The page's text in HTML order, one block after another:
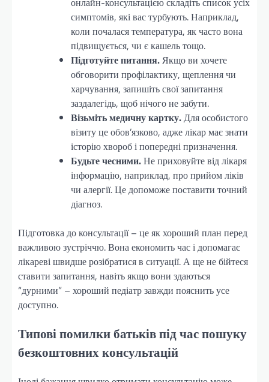
симптомів, які вас турбують. Наприклад,
коли почалася температура, як часто вона
підвищується, чи є кашель тощо.
Підготуйте питання.Якщо ви хочете
обговорити профілактику, щеплення чи
харчування, запишіть свої запитання
заздалегідь, щоб нічого не забути.
Візьміть медичну картку.Для особистого
візиту це обов’язково, адже лікар має знати
історію хвороб і попередні призначення.
Будьте чесними.Не приховуйте від лікаря
інформацію, наприклад, про прийом ліків
чи алергії. Це допоможе поставити точний
діагноз.
Підготовка до консультації – це як хороший план перед
важливою зустріччю. Вона економить час і допомагає
лікареві швидше розібратися в ситуації. А ще не бійтеся
ставити запитання, навіть якщо вони здаються
“дурними” – хороший педіатр завжди пояснить усе
доступно.
Типові помилки батьків під час пошуку
безкоштовних консультацій